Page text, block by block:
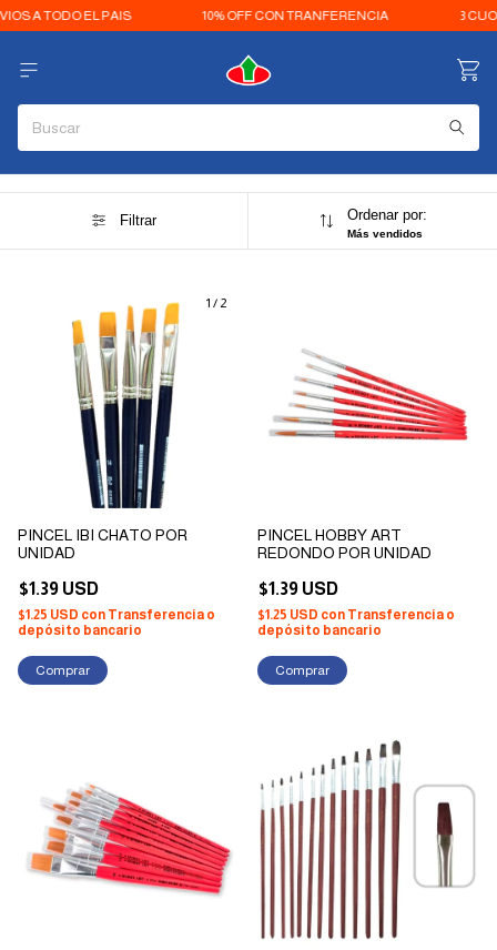
A TODO EL PAIS 10% OFF CON TRANFERENCIA 3
Filtrar Ordenar por:
Más vendidos
1 / 2
PINCEL IBI CHATO POR
UNIDAD
$1.39 USD
$1.25 USD con Transferencia o
depósito bancario
Comprar
PINCEL HOBBY ART
REDONDO POR UNIDAD
$1.39 USD
$1.25 USD con Transferencia o
depósito bancario
Comprar